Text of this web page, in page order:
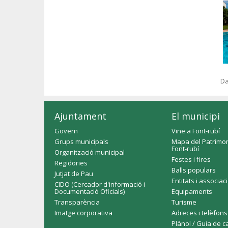
Ajuntament
Govern
Grups municipals
Organització municipal
Regidories
Jutjat de Pau
CIDO (Cercador d'informació i
Documentació Oficials)
Transparència
Imatge corporativa
El municipi
Vine a Font-rubí
Mapa del
Font-rubí
Festes i fires
Balls populars
Entitats i
Equipaments
Turisme
Adreces i telèfons
Plànol / Guia de